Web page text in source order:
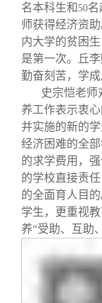
名本科生和50名
师获得经济资
内大学的贫困
是第一次。丘
勤奋刻苦，学
史宗恺老师
养工作表示衷
并实施的新的
经济困难的全
的求学费用，
的学校直接责
的全面育人目
学生，更重视
养“受助、互助